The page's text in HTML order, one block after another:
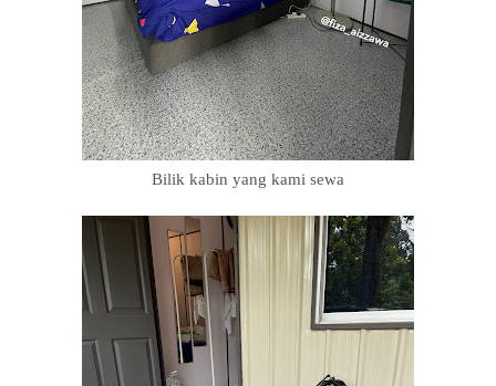
Bilik kabin yang kami sewa